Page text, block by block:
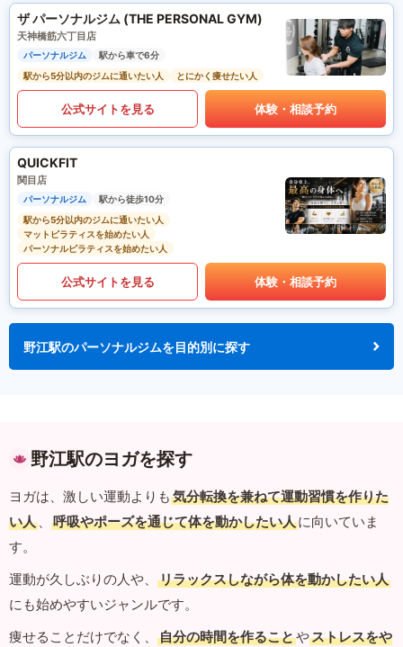
ザ パーソナルジム (THE PERSONAL GYM)
天神橋筋六丁目店
パーソナルジム
駅から車で6分
駅から5分以内のジムに通いたい人
とにかく痩せたい人
公式サイトを見る 体験・相談予約
QUICKFIT
関目店
パーソナルジム
駅から徒歩10分
駅から5分以内のジムに通いたい人
マットピラティスを始めたい人
パーソナルピラティスを始めたい人
公式サイトを見る 体験・相談予約
野江駅のパーソナルジムを目的別に探す
野江駅のヨガを探す
ヨガは、激しい運動よりも 気分転換を兼ねて運動習慣を作りた
い人 、 呼吸やポーズを通じて体を動かしたい人に向いていま
す。
運動が久しぶりの人や、
リラックスしながら体を動かしたい人
にも始めやすいジャンルです。
痩せることだけでなく、
自分の時間を作ることやストレスをや